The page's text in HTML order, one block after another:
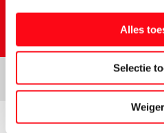
Alles
Selectie
Prijs- en tekstwijzigingen onder